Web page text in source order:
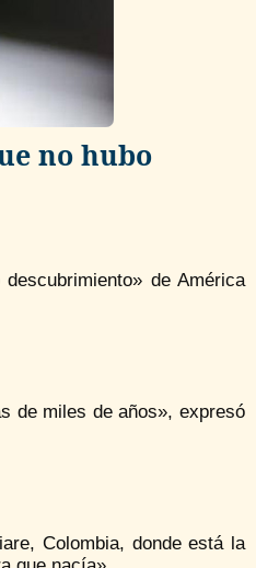
no hubo
de América
de miles de años», expresó
Colombia, donde está la